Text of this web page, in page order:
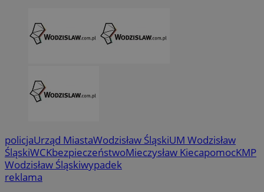
policjaUrząd MiastaWodzisław ŚląskiUM Wodzisław
ŚląskiWCKbezpieczeństwoMieczysław KiecapomocKMP
Wodzisław Śląskiwypadek
reklama